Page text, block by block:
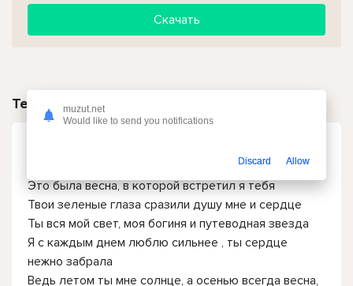
Скачать
Текст песни
Это была весна, в которой встретил я тебя
Твои зеленые глаза сразили душу мне и сердце
Ты вся мой свет, моя богиня и путеводная звезда
Я с каждым днем люблю сильнее , ты сердце
нежно забрала
Ведь летом ты мне солнце, а осенью всегда весна,
muzut.net
Would like to send you notifications
Discard Allow